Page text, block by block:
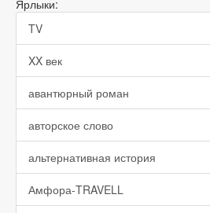
Ярлыки:
TV
XX век
авантюрный роман
авторское слово
альтернативная история
Амфора-TRAVELL